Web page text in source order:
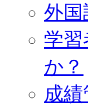
外
学
か？
成